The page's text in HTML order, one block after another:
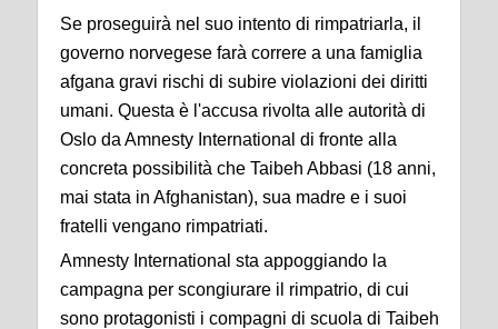
Se proseguirà nel suo intento di rimpatriarla, il
governo norvegese farà correre a una famiglia
afgana gravi rischi di subire violazioni dei diritti
umani. Questa è l'accusa rivolta alle autorità di
Oslo da Amnesty International di fronte alla
concreta possibilità che Taibeh Abbasi (18 anni,
mai stata in Afghanistan), sua madre e i suoi
fratelli vengano rimpatriati.
Amnesty International sta appoggiando la
campagna per scongiurare il rimpatrio, di cui
sono protagonisti i compagni di scuola di Taibeh